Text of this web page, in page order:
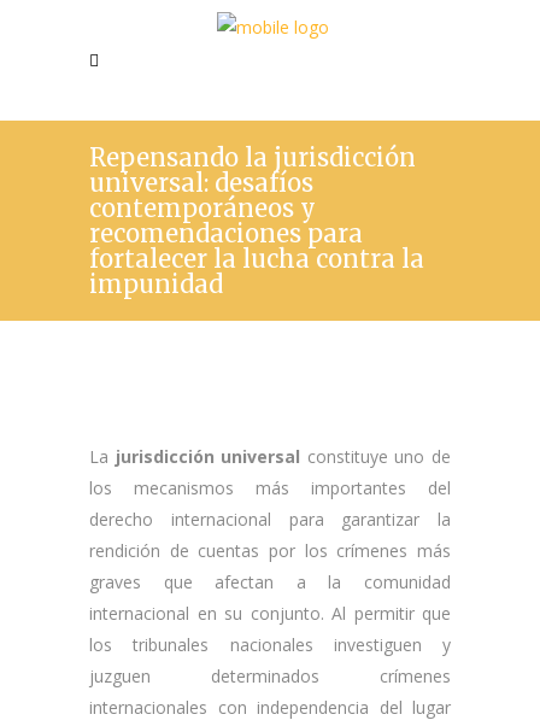
Repensando la jurisdicción
universal: desafíos
contemporáneos y
recomendaciones para
fortalecer la lucha contra la
impunidad
La jurisdicción universal constituye uno de
los mecanismos más importantes del
derecho internacional para garantizar la
rendición de cuentas por los crímenes más
graves que afectan a la comunidad
internacional en su conjunto. Al permitir que
los tribunales nacionales investiguen y
juzguen determinados crímenes
internacionales con independencia del lugar